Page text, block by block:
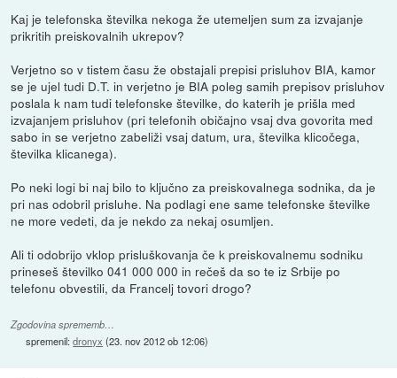
Kaj je telefonska številka nekoga že utemeljen sum za izvajanje
prikritih preiskovalnih ukrepov?
Verjetno so v tistem času že obstajali prepisi prisluhov BIA, kamor
se je ujel tudi D.T. in verjetno je BIA poleg samih prepisov prisluhov
poslala k nam tudi telefonske številke, do katerih je prišla med
izvajanjem prisluhov (pri telefonih običajno vsaj dva govorita med
sabo in se verjetno zabeliži vsaj datum, ura, številka klicočega,
številka klicanega).
Po neki logi bi naj bilo to ključno za preiskovalnega sodnika, da je
pri nas odobril prisluhe. Na podlagi ene same telefonske številke
ne more vedeti, da je nekdo za nekaj osumljen.
Ali ti odobrijo vklop prisluškovanja če k preiskovalnemu sodniku
prineseš številko 041 000 000 in rečeš da so te iz Srbije po
telefonu obvestili, da Francelj tovori drogo?
Zgodovina sprememb…
spremenil:dronyx (23. nov 2012 ob 12:06)